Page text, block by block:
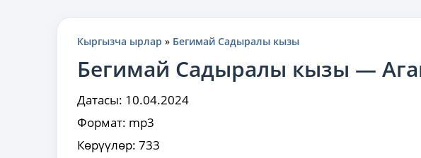
Кыргызча ырлар » Бегимай Садыралы кызы
Бегимай Садыралы кызы —
Датасы: 10.04.2024
Формат: mp3
Көрүүлөр: 733